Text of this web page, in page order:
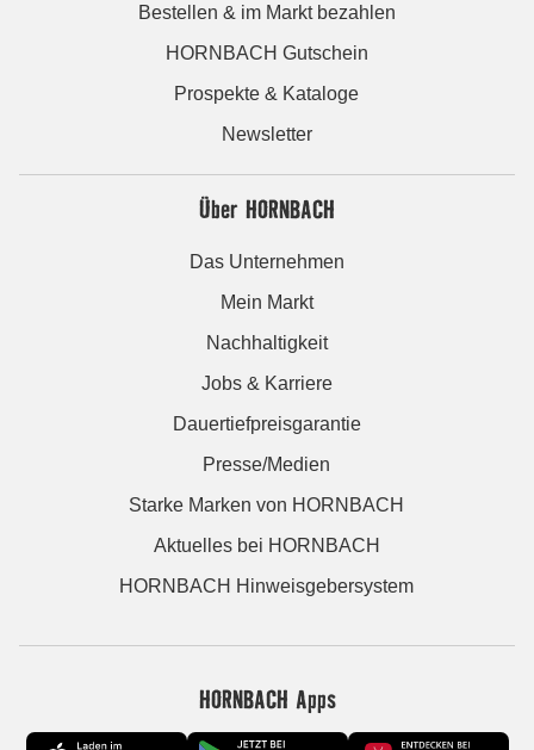
Bestellen & im Markt bezahlen
HORNBACH Gutschein
Prospekte & Kataloge
Newsletter
Über HORNBACH
Das Unternehmen
Mein Markt
Nachhaltigkeit
Jobs & Karriere
Dauertiefpreisgarantie
Presse/Medien
Starke Marken von HORNBACH
Aktuelles bei HORNBACH
HORNBACH Hinweisgebersystem
HORNBACH Apps